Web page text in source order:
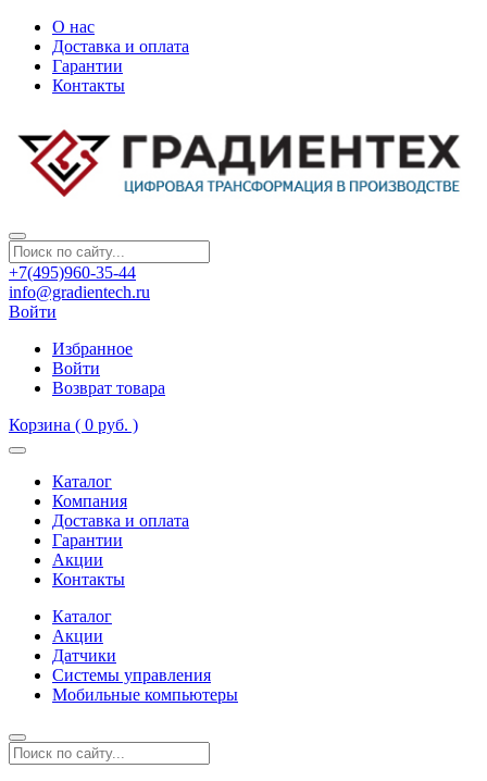
О нас
Доставка и оплата
Гарантии
Контакты
+7(495)960-35-44
info@gradientech.ru
Войти
Избранное
Войти
Возврат товара
Корзина ( 0 руб. )
Каталог
Компания
Доставка и оплата
Гарантии
Акции
Контакты
Каталог
Акции
Датчики
Системы управления
Мобильные компьютеры